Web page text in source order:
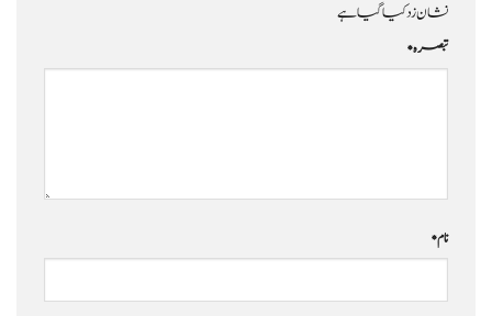
نشان زد کیا گیا ہے
تبصرہ*
نام*